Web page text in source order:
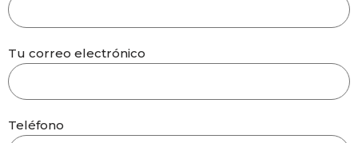
Tu correo electrónico
Teléfono